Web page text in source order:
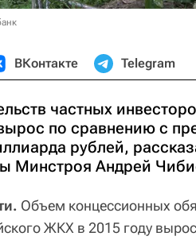
ВКонтакте Telegram
частных
по сравнению с
рублей,
Минстроя Андрей
Объем концессионных
ЖКХ в 2015 году вырос